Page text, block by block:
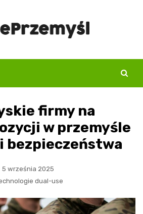
firmy na
w przemyśle
bezpieczeństwa
5 września 2025
dual-use